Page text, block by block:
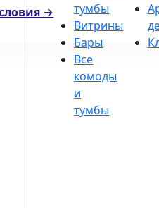
тумбы
Витрины
Бары
→